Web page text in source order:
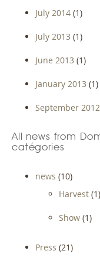
July 2014 (1)
July 2013 (1)
June 2013 (1)
January 2013 (1)
September 2012
All news from
catégories
news (10)
Harvest (1)
Show (1)
Press (21)